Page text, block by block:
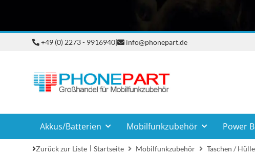
+49 (0) 2273 - 9916940| info@phonepart.de
Akkus/Batterien Mobilfunkzubehör Power
Zurück zur Liste Startseite Mobilfunkzubehör Taschen /